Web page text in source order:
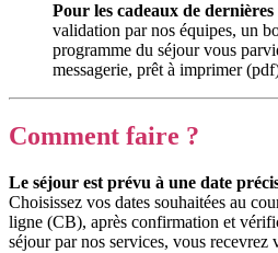
Pour les cadeaux de
validation par nos équipes, un
programme du séjour vous
messagerie, prêt à imprimer
Comment faire ?
Le séjour est prévu à une date
Choisissez vos dates souhaitées au
ligne (CB), après confirmation et
séjour par nos services, vous recevrez